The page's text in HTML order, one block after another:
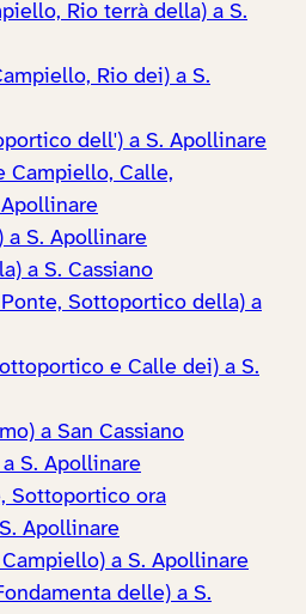
Rio terrà della) a S.
Rio dei) a S.
dell') a S. Apollinare
Campiello, Calle,
a S. Apollinare
a S. Cassiano
Sottoportico della) a
e Calle dei) a S.
a San Cassiano
S. Apollinare
Sottoportico ora
Apollinare
a S. Apollinare
delle) a S.